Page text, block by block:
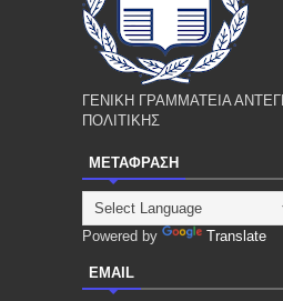
ΓΕΝΙΚΗ ΓΡΑΜΜΑΤΕΙΑ
ΠΟΛΙΤΙΚΗΣ
ΜΕΤΑΦΡΑΣΗ
Powered by Translate
EMAIL